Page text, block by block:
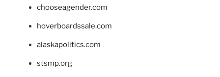
chooseagender.com
hoverboardssale.com
alaskapolitics.com
stsmp.org